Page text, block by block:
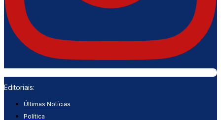
Editoriais:
Últimas Notícias
Política